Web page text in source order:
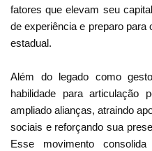
fatores que elevam seu
de experiência e preparo para
estadual.
Além do legado como
habilidade para articulação
ampliado alianças, atraindo
sociais e reforçando sua
Esse movimento